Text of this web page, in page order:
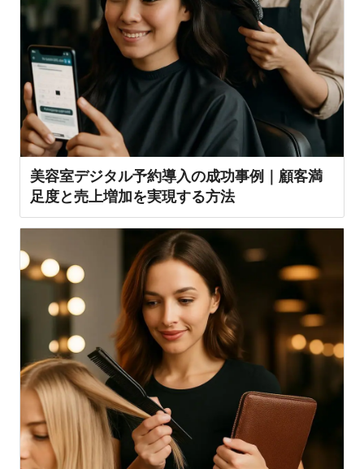
美容室デジタル予約導入の成功事例｜顧客満
足度と売上増加を実現する方法